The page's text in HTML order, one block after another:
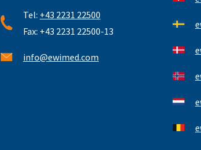
Tel: +43 2231 22500
Fax: +43 2231 22500-13
info@ewimed.com